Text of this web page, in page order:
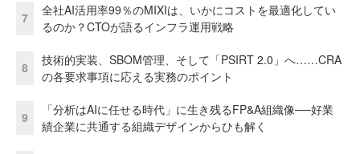
7
全社AI活用率99％のMIXIは、いかにコストを最適化してい
るのか？CTOが語るインフラ運用戦略
8
技術的実装、SBOM管理、そして「PSIRT 2.0」へ……CRA
の各要求事項に応える実務のポイント
9
「分析はAIに任せる時代」に生き残るFP&A組織像──好業
績企業に共通する組織デザインからひも解く